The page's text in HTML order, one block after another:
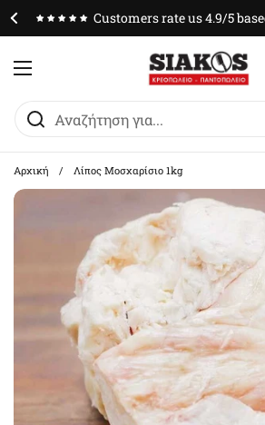
Customers rate us 4.9/5
Άνοιγμα μενού
Αρχική / Λίπος Μοσχαρίσιο 1kg